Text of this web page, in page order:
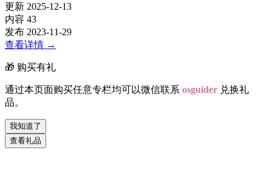
更新 2025-12-13
内容 43
发布 2023-11-29
查看详情 →
🎁 购买有礼
通过本页面购买任意专栏均可以微信联系 osguider 兑换礼
品。
我知道了
查看礼品